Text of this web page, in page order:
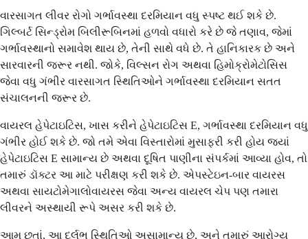
વારસાગત લીવર રોગો ગર્ભાવસ્થા દરમિયાન વધુ સ્પષ્ટ થઈ શકે છે.
ગિલ્બર્ટ સિન્ડ્રોમ બિલીરૂબિનમાં હળવો વધારો કરે છે જે તણાવ, જેમાં
ગર્ભાવસ્થાનો સમાવેશ થાય છે, તેની સાથે વધે છે. તે હાનિકારક છે અને
સારવારની જરૂર નથી. જોકે, વિલ્સન રોગ અથવા હિમોક્રોમેટોસિસ
જેવા વધુ ગંભીર વારસાગત સ્થિતિઓને ગર્ભાવસ્થા દરમિયાન સતત
સંચાલનની જરૂર છે.
વાયરલ હેપેટાઇટિસ, ખાસ કરીને હેપેટાઇટિસ E, ગર્ભાવસ્થા દરમિયાન વધુ
ગંભીર હોઈ શકે છે. જો તમે એવા વિસ્તારોમાં મુસાફરી કરી હોય જ્યાં
હેપેટાઇટિસ E સામાન્ય છે અથવા દૂષિત પાણીના સંપર્કમાં આવ્યા હોવ, તો
તમારું ડૉક્ટર આ માટે પરીક્ષણ કરી શકે છે. એપસ્ટેઇન-બાર વાયરસ
અથવા સાયટોમેગાલોવાયરસ જેવા અન્ય વાયરલ ચેપ પણ તમારા
લીવરને અસ્થાયી રૂપે અસર કરી શકે છે.
આમ છતાં, આ દુર્લભ સ્થિતિઓ અસામાન્ય છે, અને તમારું આરોગ્ય